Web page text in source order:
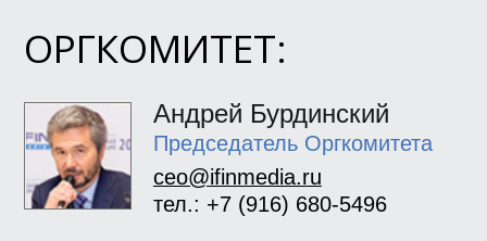
ОРГКОМИТЕТ:
Андрей Бурдинский
Председатель Оргкомитета
ceo@ifinmedia.ru
тел.: +7 (916) 680-5496